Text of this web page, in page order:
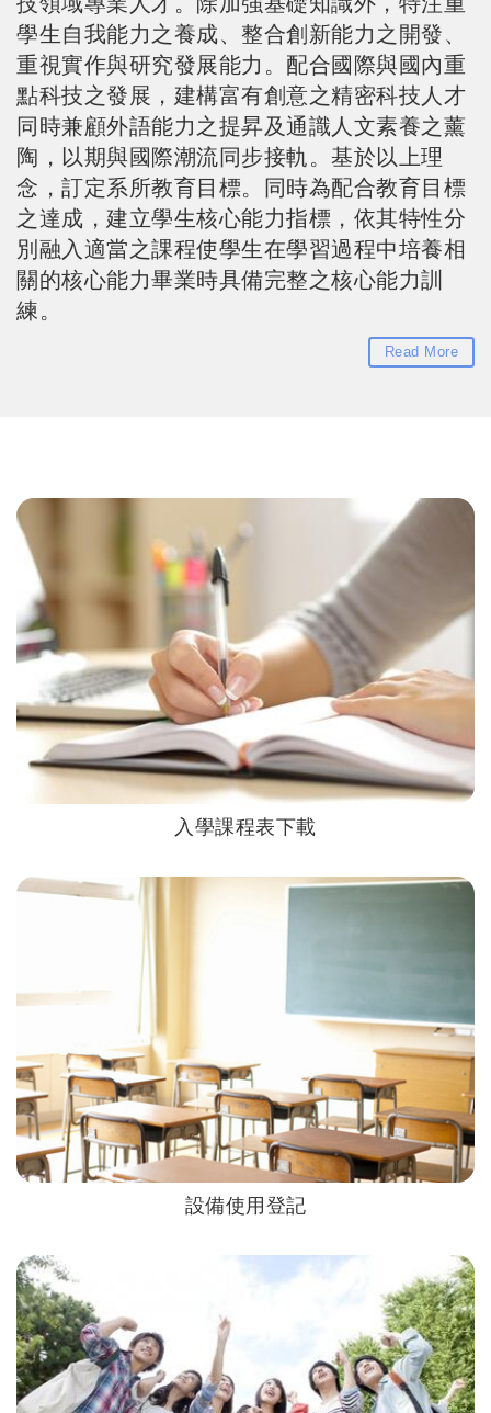
學生自我能力之養成、整合創新能力之開發、
重視實作與研究發展能力。配合國際與國內重
點科技之發展，建構富有創意之精密科技人才
同時兼顧外語能力之提昇及通識人文素養之薰
陶，以期與國際潮流同步接軌。基於以上理
念，訂定系所教育目標。同時為配合教育目標
之達成，建立學生核心能力指標，依其特性分
別融入適當之課程使學生在學習過程中培養相
關的核心能力畢業時具備完整之核心能力訓
練。
Read More
入學課程表下載
設備使用登記